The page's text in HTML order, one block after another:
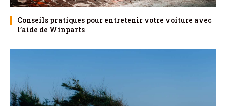
Conseils pratiques pour entretenir votre voiture avec
l’aide de Winparts